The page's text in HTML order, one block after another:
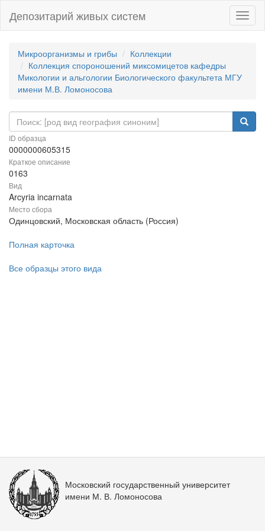
Депозитарий живых систем
Микроорганизмы и грибы
Коллекции
Коллекция спороношений миксомицетов кафедры
Микологии и альгологии Биологического факультета МГУ
имени М.В. Ломоносова
ID образца
0000000605315
Краткое описание
0163
Вид
Arcyria incarnata
Место сбора
Одинцовский, Московская область (Россия)
Полная карточка
Все образцы этого вида
Московский государственный университет
имени М. В. Ломоносова